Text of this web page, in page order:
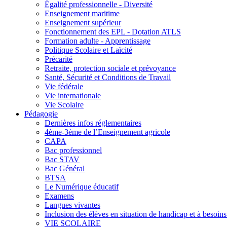
Égalité professionnelle - Diversité
Enseignement maritime
Enseignement supérieur
Fonctionnement des EPL - Dotation ATLS
Formation adulte - Apprentissage
Politique Scolaire et Laïcité
Précarité
Retraite, protection sociale et prévoyance
Santé, Sécurité et Conditions de Travail
Vie fédérale
Vie internationale
Vie Scolaire
Pédagogie
Dernières infos réglementaires
4ème-3ème de l’Enseignement agricole
CAPA
Bac professionnel
Bac STAV
Bac Général
BTSA
Le Numérique éducatif
Examens
Langues vivantes
Inclusion des élèves en situation de handicap et à
VIE SCOLAIRE